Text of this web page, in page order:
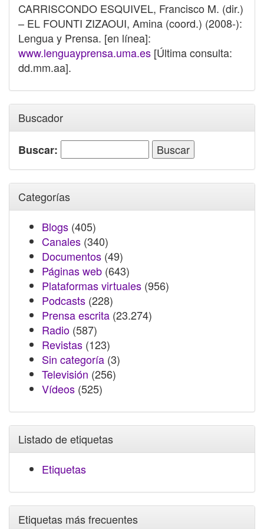
CARRISCONDO ESQUIVEL, Francisco M. (dir.)
– EL FOUNTI ZIZAOUI, Amina (coord.) (2008-):
Lengua y Prensa. [en línea]:
www.lenguayprensa.uma.es [Última consulta:
dd.mm.aa].
Buscador
Buscar:
Categorías
Blogs (405)
Canales (340)
Documentos (49)
Páginas web (643)
Plataformas virtuales (956)
Podcasts (228)
Prensa escrita (23.274)
Radio (587)
Revistas (123)
Sin categoría (3)
Televisión (256)
Vídeos (525)
Listado de etiquetas
Etiquetas
Etiquetas más frecuentes